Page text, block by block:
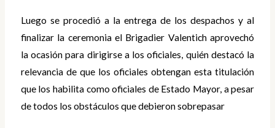
Luego se procedió a la entrega de los despachos y al
finalizar la ceremonia el Brigadier Valentich aprovechó
la ocasión para dirigirse a los oficiales, quién destacó la
relevancia de que los oficiales obtengan esta titulación
que los habilita como oficiales de Estado Mayor, a pesar
de todos los obstáculos que debieron sobrepasar